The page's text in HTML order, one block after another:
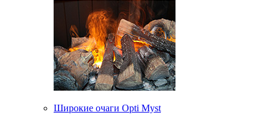
Широкие очаги Opti Myst